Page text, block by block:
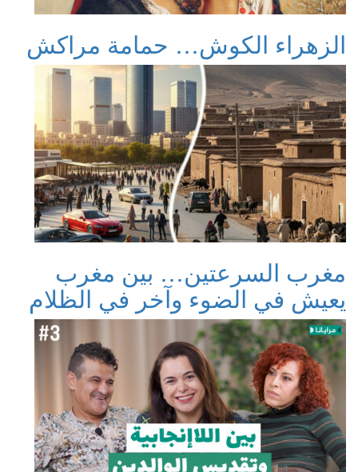
الزهراء الكوش… حمامة مراكش
مغرب السرعتين… بين مغرب
يعيش في الضوء وآخر في الظلام